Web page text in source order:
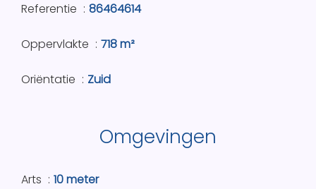
Referentie 86464614
Oppervlakte 718 m²
Oriëntatie Zuid
Omgevingen
Arts 10 meter